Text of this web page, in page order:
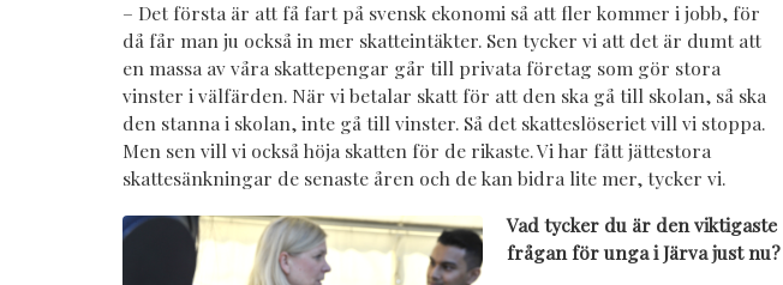
– Det första är att få fart på svensk ekonomi så att fler kommer i jobb, för
då får man ju också in mer skatteintäkter. Sen tycker vi att det är dumt att
en massa av våra skattepengar går till privata företag som gör stora
vinster i välfärden. När vi betalar skatt för att den ska gå till skolan, så ska
den stanna i skolan, inte gå till vinster. Så det skatteslöseriet vill vi stoppa.
Men sen vill vi också höja skatten för de rikaste. Vi har fått jättestora
skattesänkningar de senaste åren och de kan bidra lite mer, tycker vi.
Vad tycker du är den viktigaste
frågan för unga i Järva just nu?